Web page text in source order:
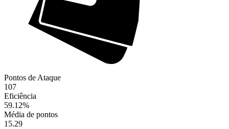
Pontos de Ataque
107
Eficiência
59.12%
Média de pontos
15.29